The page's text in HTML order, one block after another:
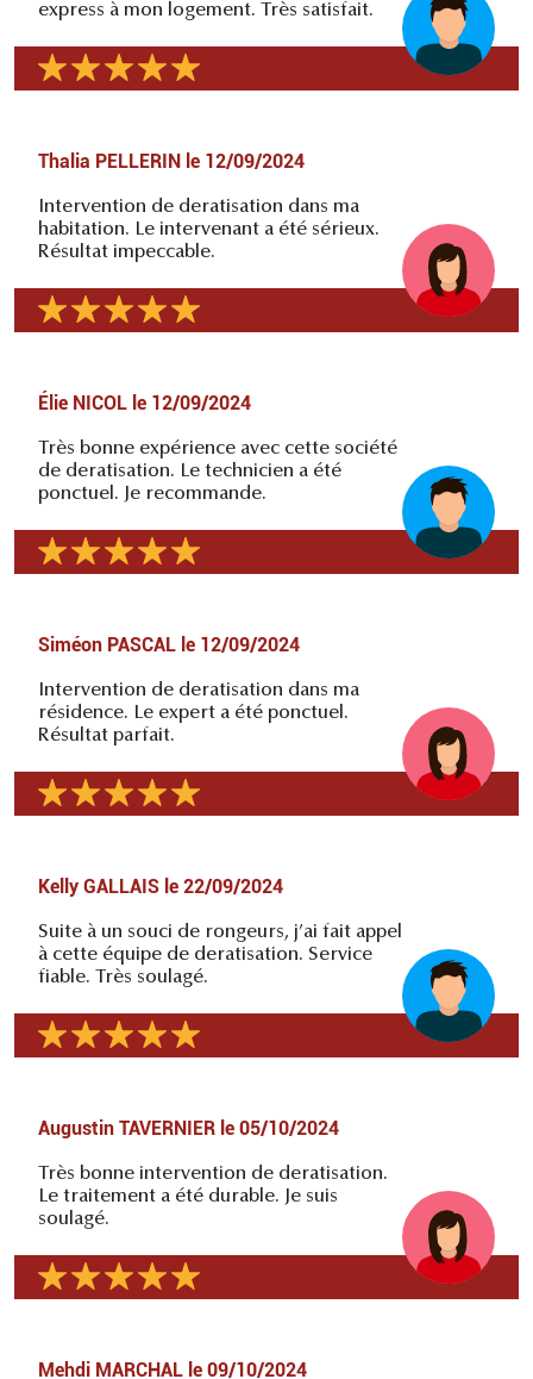
express à mon logement. Très satisfait.
Thalia PELLERIN le 12/09/2024
Intervention de deratisation dans ma
habitation. Le intervenant a été sérieux.
Résultat impeccable.
Élie NICOL le 12/09/2024
Très bonne expérience avec cette société
de deratisation. Le technicien a été
ponctuel. Je recommande.
Siméon PASCAL le 12/09/2024
Intervention de deratisation dans ma
résidence. Le expert a été ponctuel.
Résultat parfait.
Kelly GALLAIS le 22/09/2024
Suite à un souci de rongeurs, j’ai fait appel
à cette équipe de deratisation. Service
fiable. Très soulagé.
Augustin TAVERNIER le 05/10/2024
Très bonne intervention de deratisation.
Le traitement a été durable. Je suis
soulagé.
Mehdi MARCHAL le 09/10/2024